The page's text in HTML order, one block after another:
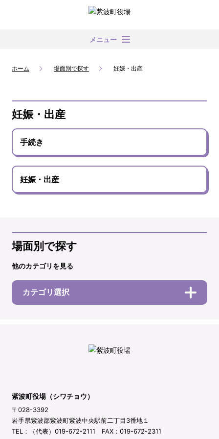
メニュー
ホーム 場面別で探す 妊娠・出産
妊娠・出産
手続き
妊娠・出産
場面別で探す
他のカテゴリを見る
カテゴリ選択
紫波町役場（シワチョウ）
〒028-3392
岩手県紫波郡紫波町紫波中央駅前二丁目3番地１
TEL：（代表）019-672-2111 FAX：019-672-2311